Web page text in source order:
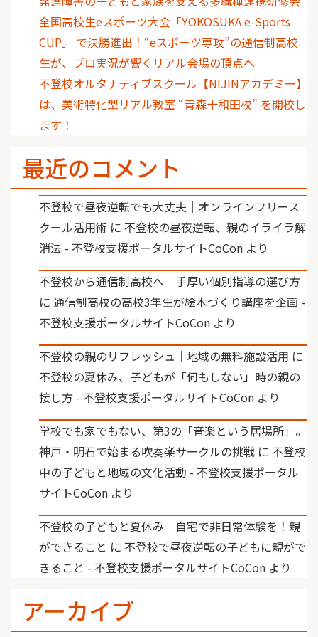
全国高校生eスポーツ大会「YOKOSUKA e-Sports
CUP」 で決勝進出！“eスポーツ専攻”の通信制高校
生が、プロ実況が響くリアル会場の頂点へ
不登校オルタナティブスクール【NIJINアカデミー】
は、美術特化型リアル教室 “青森十和田校” を開校し
ます！
最近のコメント
不登校で昼夜逆転でも大丈夫｜オンラインフリース
クール活用術 に 不登校の昼夜逆転、親のイライラ解
消法 - 不登校支援ポータルサイトCoCon より
不登校から通信制高校へ｜手厚い個別指導の選び方
に 通信制高校の高校3年生が絵本づくり講座を企画 -
不登校支援ポータルサイトCoCon より
不登校の親のリフレッシュ｜地域の無料施設活用 に
不登校の夏休み、子どもが「何もしない」時の親の
接し方 - 不登校支援ポータルサイトCoCon より
学校でも家でもない、第3の「音楽という居場所」。
神戸・明石で始まる吹奏楽サークルの挑戦 に 不登校
中の子どもと地域の文化活動 - 不登校支援ポータル
サイトCoCon より
不登校の子どもと夏休み｜自宅で非日常体験を！親
ができること に 不登校で昼夜逆転の子どもに親がで
きること - 不登校支援ポータルサイトCoCon より
アーカイブ